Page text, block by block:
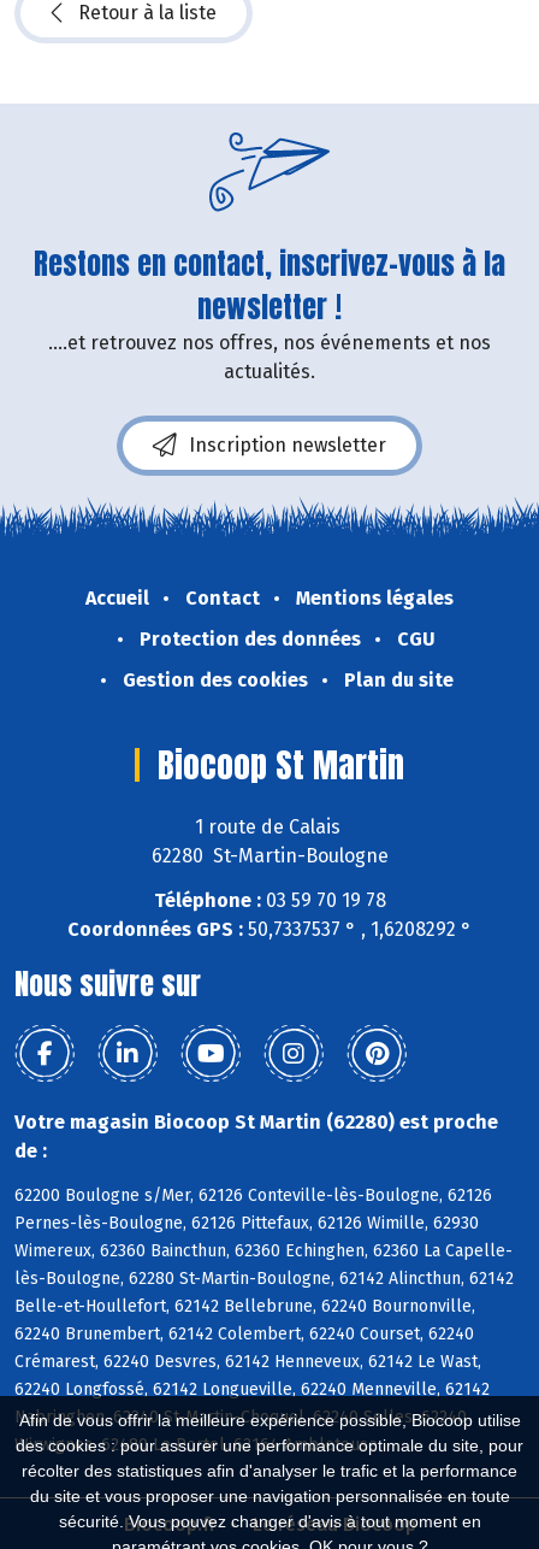
Afin de vous offrir la meilleure expérience possible, Biocoop utilise
des cookies : pour assurer une performance optimale du site, pour
récolter des statistiques afin d'analyser le trafic et la performance
du site et vous proposer une navigation personnalisée en toute
sécurité. Vous pouvez changer d'avis à tout moment en
Retour à la liste
Restons en contact, inscrivez-vous à la
newsletter !
....et retrouvez nos offres, nos événements et nos
actualités.
Inscription newsletter
Accueil Contact
Mentions légales
Protection des données
CGU
Gestion des cookies
Plan du site
Biocoop St Martin
1 route de Calais
62280 St-Martin-Boulogne
Téléphone :03 59 70 19 78
Coordonnées GPS : 50,7337537 ° , 1,6208292 °
Nous suivre sur
Votre magasin Biocoop St Martin (62280) est proche
de :
62200 Boulogne s/Mer, 62126 Conteville-lès-Boulogne, 62126
Pernes-lès-Boulogne, 62126 Pittefaux, 62126 Wimille, 62930
Wimereux, 62360 Baincthun, 62360 Echinghen, 62360 La Capelle-
lès-Boulogne, 62280 St-Martin-Boulogne, 62142 Alincthun, 62142
Belle-et-Houllefort, 62142 Bellebrune, 62240 Bournonville,
62240 Brunembert, 62142 Colembert, 62240 Courset, 62240
Crémarest, 62240 Desvres, 62142 Henneveux, 62142 Le Wast,
62240 Longfossé, 62142 Longueville, 62240 Menneville, 62142
Nabringhen, 62240 St-Martin-Choquel, 62240 Selles, 62240
Wirwignes, 62480 Le Portel, 62164 Ambleteuse
Biocoop.fr
Le réseau Biocoop